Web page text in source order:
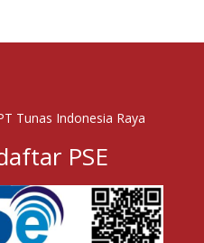
Tunas Indonesia Raya
PSE